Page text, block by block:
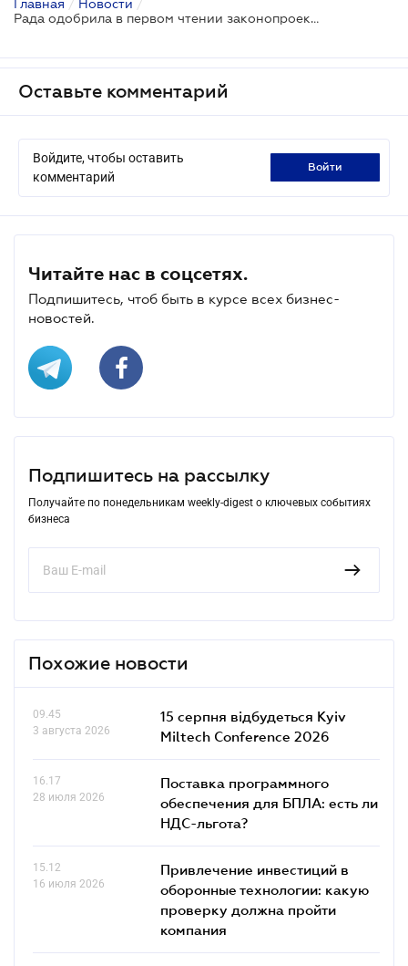
Главная / Новости /
Рада одобрила в первом чтении законопроект о лоббировании
Оставьте комментарий
Войдите, чтобы оставить
комментарий
войти
Читайте нас в соцсетях.
Подпишитесь, чтоб быть в курсе всех бизнес-
новостей.
Подпишитесь на рассылку
Получайте по понедельникам weekly-digest о ключевых событиях
бизнеса
Похожие новости
09.45
3 августа 2026
15 серпня відбудеться Kyiv
Miltech Conference 2026
16.17
28 июля 2026
Поставка программного
обеспечения для БПЛА: есть ли
НДС-льгота?
15.12
16 июля 2026
Привлечение инвестиций в
оборонные технологии: какую
проверку должна пройти
компания